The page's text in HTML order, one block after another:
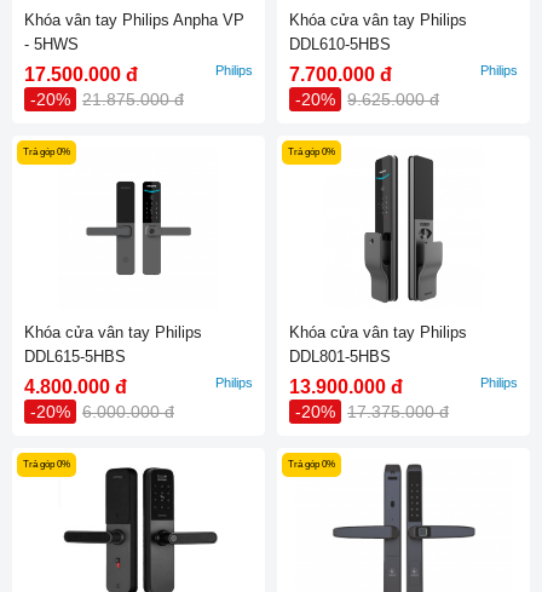
Khóa vân tay Philips Anpha VP
- 5HWS
17.500.000 đ
-20% 21.875.000 đ
Philips
Khóa cửa vân tay Philips
DDL610-5HBS
7.700.000 đ
-20% 9.625.000 đ
Philips
Trả góp 0%
Khóa cửa vân tay Philips
DDL615-5HBS
4.800.000 đ
-20% 6.000.000 đ
Philips
Trả góp 0%
Khóa cửa vân tay Philips
DDL801-5HBS
13.900.000 đ
-20% 17.375.000 đ
Philips
Trả góp 0% Trả góp 0%